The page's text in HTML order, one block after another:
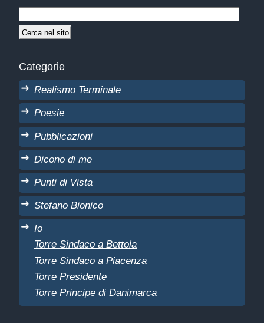
Categorie
Realismo Terminale
Poesie
Pubblicazioni
Dicono di me
Punti di Vista
Stefano Bionico
Io
Torre Sindaco a Bettola
Torre Sindaco a Piacenza
Torre Presidente
Torre Principe di Danimarca